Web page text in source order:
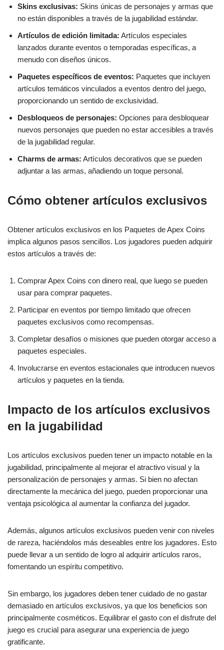
Skins exclusivas: Skins únicas de personajes y armas que
no están disponibles a través de la jugabilidad estándar.
Artículos de edición limitada: Artículos especiales
lanzados durante eventos o temporadas específicas, a
menudo con diseños únicos.
Paquetes específicos de eventos: Paquetes que incluyen
artículos temáticos vinculados a eventos dentro del juego,
proporcionando un sentido de exclusividad.
Desbloqueos de personajes: Opciones para desbloquear
nuevos personajes que pueden no estar accesibles a través
de la jugabilidad regular.
Charms de armas: Artículos decorativos que se pueden
adjuntar a las armas, añadiendo un toque personal.
Cómo obtener artículos exclusivos
Obtener artículos exclusivos en los Paquetes de Apex Coins
implica algunos pasos sencillos. Los jugadores pueden adquirir
estos artículos a través de:
Comprar Apex Coins con dinero real, que luego se pueden
usar para comprar paquetes.
Participar en eventos por tiempo limitado que ofrecen
paquetes exclusivos como recompensas.
Completar desafíos o misiones que pueden otorgar acceso a
paquetes especiales.
Involucrarse en eventos estacionales que introducen nuevos
artículos y paquetes en la tienda.
Impacto de los artículos exclusivos
en la jugabilidad
Los artículos exclusivos pueden tener un impacto notable en la
jugabilidad, principalmente al mejorar el atractivo visual y la
personalización de personajes y armas. Si bien no afectan
directamente la mecánica del juego, pueden proporcionar una
ventaja psicológica al aumentar la confianza del jugador.
Además, algunos artículos exclusivos pueden venir con niveles
de rareza, haciéndolos más deseables entre los jugadores. Esto
puede llevar a un sentido de logro al adquirir artículos raros,
fomentando un espíritu competitivo.
Sin embargo, los jugadores deben tener cuidado de no gastar
demasiado en artículos exclusivos, ya que los beneficios son
principalmente cosméticos. Equilibrar el gasto con el disfrute del
juego es crucial para asegurar una experiencia de juego
gratificante.